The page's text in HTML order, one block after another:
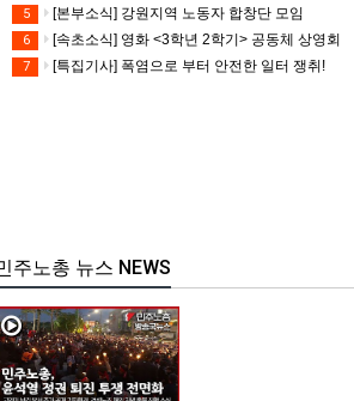
5 [본부소식] 강원지역 노동자 합창단 모임
6 [속초소식] 영화 <3학년 2학기> 공동체 상영회
7 [특집기사] 폭염으로 부터 안전한 일터 쟁취!
주노총 뉴스 NEWS